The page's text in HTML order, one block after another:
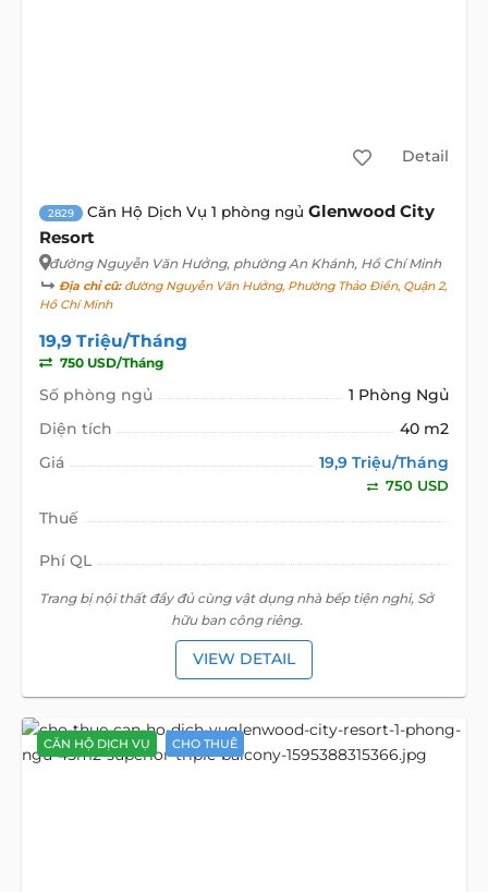
Detail
2829 Căn Hộ Dịch Vụ 1 phòng ngủ Glenwood City
Resort
đường Nguyễn Văn Hưởng, phường An Khánh, Hồ Chí Minh
Địa chỉ cũ:đường Nguyễn Văn Hưởng, Phường Thảo Điền, Quận 2,
Hồ Chí Minh
19,9 Triệu/Tháng
750 USD/Tháng
Số phòng ngủ
1 Phòng Ngủ
Diện tích
40 m2
Giá
19,9 Triệu/Tháng
750 USD
Thuế
Phí QL
Trang bị nội thất đầy đủ cùng vật dụng nhà bếp tiện nghi, Sở
hữu ban công riêng.
VIEW DETAIL
CĂN HỘ DỊCH VỤ CHO THUÊ